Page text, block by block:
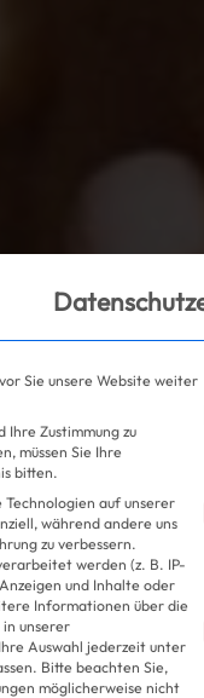
Sie unsere Website weiter
Ihre Zustimmung zu
müssen Sie Ihre
bitten.
auf unserer
während andere uns
zu verbessern.
werden (z. B. IP-
und Inhalte oder
Informationen über die
unserer
Auswahl jederzeit unter
Bitte beachten Sie,
möglicherweise nicht